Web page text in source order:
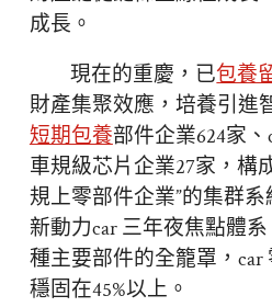
成長。
現在的重慶，已包養
財產集聚效應，培養引進
短期包養部件企業624家、
車規級芯片企業27家，構
規上零部件企業”的集群
新動力car 三年夜焦點體
種主要部件的全籠罩，
穩固在45%以上。